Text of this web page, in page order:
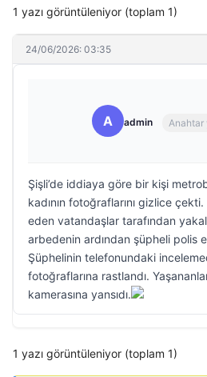
1 yazı görüntüleniyor (toplam 1)
24/06/2026: 03:35
A admin
Şişli’de iddiaya göre bir kişi
kadının fotoğraflarını gizlice
eden vatandaşlar tarafından
arbedenin ardından şüpheli polis
Şüphelinin telefonundaki
fotoğraflarına rastlandı.
kamerasına yansıdı.
1 yazı görüntüleniyor (toplam 1)